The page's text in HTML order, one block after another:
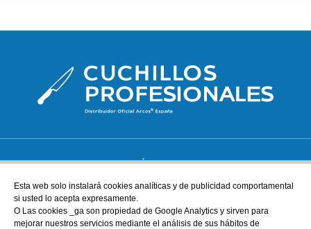
ATENCIÓN AL CLIENTE
tienda@cuchillos-profesionales.com
972555255
Esta web solo instalará cookies analíticas y de publicidad comportamental
si usted lo acepta expresamente.
O Las cookies _ga son propiedad de Google Analytics y sirven para
mejorar nuestros servicios mediante el análisis de sus hábitos de